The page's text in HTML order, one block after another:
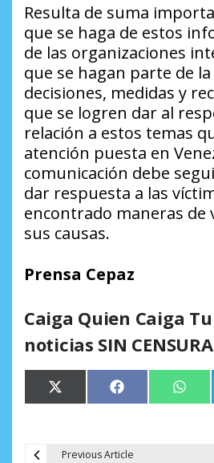
Resulta de suma
que se haga de estos
de las organizaciones
que se hagan parte de
decisiones, medidas y
que se logren dar al
relación a estos temas
atención puesta en
comunicación debe
dar respuesta a las
encontrado maneras de
sus causas.
Prensa Cepaz
Caiga Quien Caiga
noticias SIN CENSURA
Compartir
en
X
(Twitter)
Compartir
en
Facebook
en
Previous Article